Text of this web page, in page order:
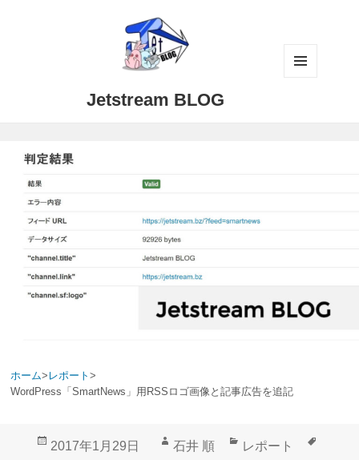
Jetstream BLOG
ホーム> レポート>
WordPress「SmartNews」用RSSロゴ画像と記事広告を追記
投
2017年1月29日
作
石井 順
カ
レポート